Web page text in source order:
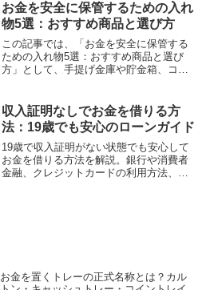
お金を安全に保管するための入れ
物5選：おすすめ商品と選び方
この記事では、「お金を安全に保管する
ための入れ物5選：おすすめ商品と選び
方」として、手提げ金庫や貯金箱、コイ
に保管するための入れ物について詳しく
解説しました。それぞれの特徴や選び
方、安全対策についても紹介していま
す。
収入証明なしでお金を借りる方
法：19歳でも安心のローンガイド
19歳で収入証明がない状態でも安心して
お金を借りる方法を解説。銀行や消費者
金融、クレジットカードの利用方法、親
お金を置くトレーの正式名称とは？カル